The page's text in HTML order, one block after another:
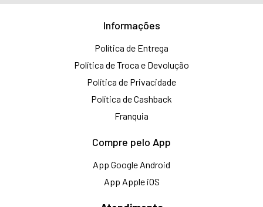
Informações
Política de Entrega
Política de Troca e Devolução
Política de Privacidade
Política de Cashback
Franquia
Compre pelo App
App Google Android
App Apple iOS